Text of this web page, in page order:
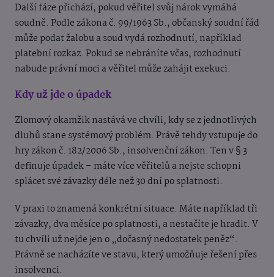
Další fáze přichází, pokud věřitel svůj nárok vymáhá
soudně. Podle zákona č. 99/1963 Sb., občanský soudní řád
může podat žalobu a soud vydá rozhodnutí, například
platební rozkaz. Pokud se nebráníte včas, rozhodnutí
nabude právní moci a věřitel může zahájit exekuci.
Kdy už jde o úpadek
Zlomový okamžik nastává ve chvíli, kdy se z jednotlivých
dluhů stane systémový problém. Právě tehdy vstupuje do
hry zákon č. 182/2006 Sb., insolvenční zákon. Ten v § 3
definuje úpadek – máte více věřitelů a nejste schopni
splácet své závazky déle než 30 dní po splatnosti.
V praxi to znamená konkrétní situace. Máte například tři
závazky, dva měsíce po splatnosti, a nestačíte je hradit. V
tu chvíli už nejde jen o „dočasný nedostatek peněz“.
Právně se nacházíte ve stavu, který umožňuje řešení přes
insolvenci.